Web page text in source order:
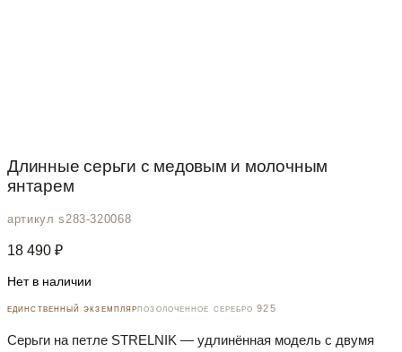
Длинные серьги с медовым и молочным
янтарем
артикул s283-320068
18 490 ₽
Нет в наличии
единственный экземплярпозолоченное серебро 925
Серьги на петле STRELNIK — удлинённая модель с двумя